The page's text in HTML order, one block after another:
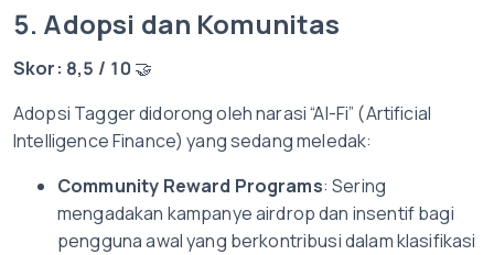
5. Adopsi dan Komunitas
Skor: 8,5 / 10 🤝
Adopsi Tagger didorong oleh narasi “AI-Fi” (Artificial
Intelligence Finance) yang sedang meledak:
Community Reward Programs: Sering
mengadakan kampanye airdrop dan insentif bagi
pengguna awal yang berkontribusi dalam klasifikasi